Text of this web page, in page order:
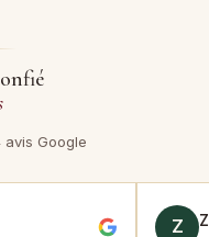
avis Google
Z